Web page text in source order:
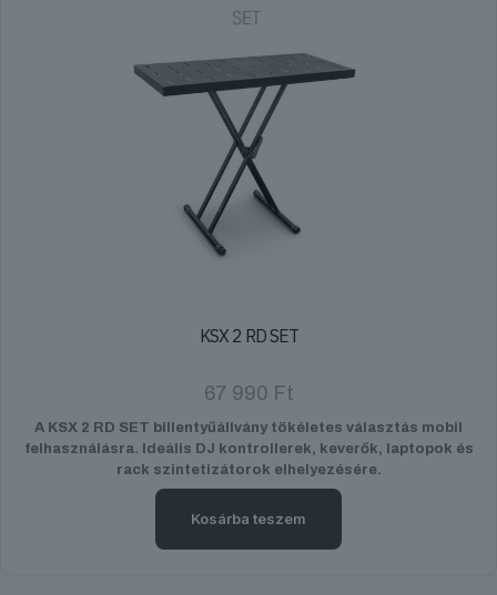
KSX 2 RD SET
67 990 Ft
A KSX 2 RD SET billentyűállvány tökéletes választás mobil
felhasználásra. Ideális DJ kontrollerek, keverők, laptopok és
rack szintetizátorok elhelyezésére.
Kosárba teszem